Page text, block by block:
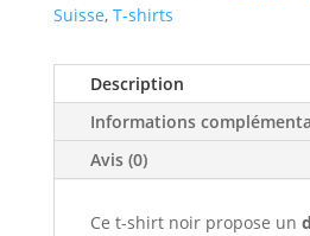
Authentic
Suisse, T-shirts
Description
Informations
Avis (0)
Ce t-shirt noir propose un